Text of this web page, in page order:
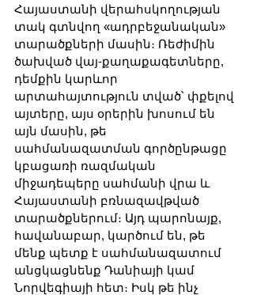
Հայաստանի վերահսկողության
տակ գտնվող «ադրբեջանական»
տարածքների մասին։ Ռեժիմին
ծախված վայ-քաղաքագետները,
դեմքին կարևոր
արտահայտություն տված՝ փքելով
այտերը, այս օրերին խոսում են
այն մասին, թե
սահմանազատման գործընթացը
կբացառի ռազմական
միջադեպերը սահմանի վրա և
Հայաստանի բռնազավթված
տարածքներում։ Այդ պարոնայք,
հավանաբար, կարծում են, թե
մենք պետք է սահմանազատում
անցկացնենք Դանիայի կամ
Նորվեգիայի հետ։ Իսկ թե ինչ